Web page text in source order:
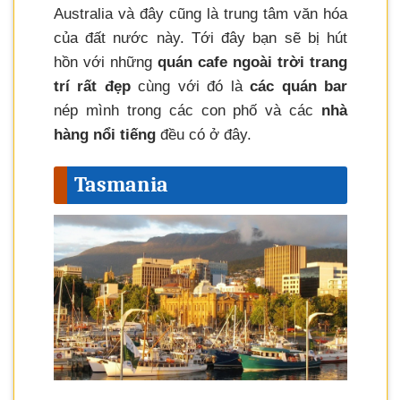
Australia và đây cũng là trung tâm văn hóa
của đất nước này. Tới đây bạn sẽ bị hút
hồn với những quán cafe ngoài trời trang
trí rất đẹpcùng với đó làcác quán bar
nép mình trong các con phố và các nhà
hàng nổi tiếng đều có ở đây.
Tasmania